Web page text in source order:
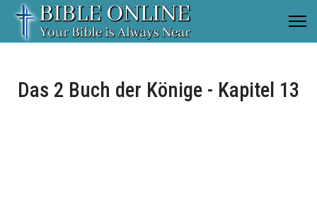
Das 2 Buch der Könige - Kapitel 13